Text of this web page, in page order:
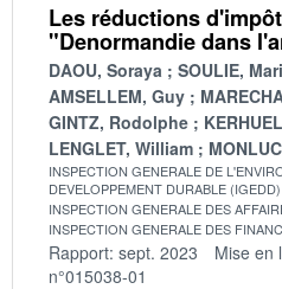
Les réductions
"Denormandie dans
DAOU, Soraya
SOULIE,
AMSELLEM, Guy
GINTZ, Rodolphe
LENGLET, William
INSPECTION GENERALE DE
DEVELOPPEMENT DURABLE (IGEDD)
INSPECTION GENERALE DES
INSPECTION GENERALE DES
Rapport: sept. 2023 Mise en
n°015038-01